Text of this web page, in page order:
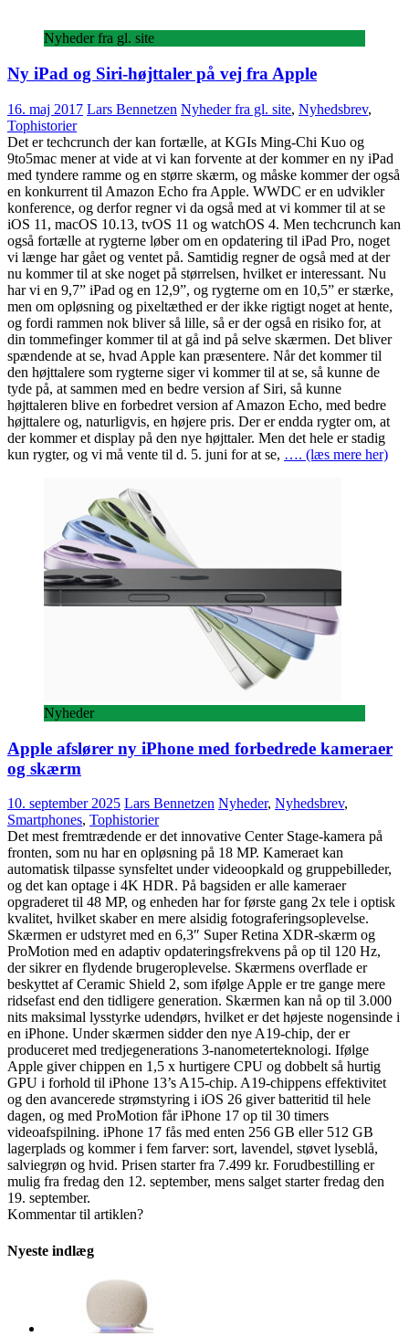
Nyheder fra gl. site
Ny iPad og Siri-højttaler på vej fra Apple
16. maj 2017 Lars Bennetzen Nyheder fra gl. site, Nyhedsbrev,
Tophistorier
Det er techcrunch der kan fortælle, at KGIs Ming-Chi Kuo og
9to5mac mener at vide at vi kan forvente at der kommer en ny iPad
med tyndere ramme og en større skærm, og måske kommer der også
en konkurrent til Amazon Echo fra Apple. WWDC er en udvikler
konference, og derfor regner vi da også med at vi kommer til at se
iOS 11, macOS 10.13, tvOS 11 og watchOS 4. Men techcrunch kan
også fortælle at rygterne løber om en opdatering til iPad Pro, noget
vi længe har gået og ventet på. Samtidig regner de også med at der
nu kommer til at ske noget på størrelsen, hvilket er interessant. Nu
har vi en 9,7” iPad og en 12,9”, og rygterne om en 10,5” er stærke,
men om opløsning og pixeltæthed er der ikke rigtigt noget at hente,
og fordi rammen nok bliver så lille, så er der også en risiko for, at
din tommefinger kommer til at gå ind på selve skærmen. Det bliver
spændende at se, hvad Apple kan præsentere. Når det kommer til
den højttalere som rygterne siger vi kommer til at se, så kunne de
tyde på, at sammen med en bedre version af Siri, så kunne
højttaleren blive en forbedret version af Amazon Echo, med bedre
højttalere og, naturligvis, en højere pris. Der er endda rygter om, at
der kommer et display på den nye højttaler. Men det hele er stadig
kun rygter, og vi må vente til d. 5. juni for at se, …. (læs mere her)
Nyheder
Apple afslører ny iPhone med forbedrede kameraer
og skærm
10. september 2025 Lars Bennetzen Nyheder, Nyhedsbrev,
Smartphones, Tophistorier
Det mest fremtrædende er det innovative Center Stage-kamera på
fronten, som nu har en opløsning på 18 MP. Kameraet kan
automatisk tilpasse synsfeltet under videoopkald og gruppebilleder,
og det kan optage i 4K HDR. På bagsiden er alle kameraer
opgraderet til 48 MP, og enheden har for første gang 2x tele i optisk
kvalitet, hvilket skaber en mere alsidig fotograferingsoplevelse.
Skærmen er udstyret med en 6,3″ Super Retina XDR-skærm og
ProMotion med en adaptiv opdateringsfrekvens på op til 120 Hz,
der sikrer en flydende brugeroplevelse. Skærmens overflade er
beskyttet af Ceramic Shield 2, som ifølge Apple er tre gange mere
ridsefast end den tidligere generation. Skærmen kan nå op til 3.000
nits maksimal lysstyrke udendørs, hvilket er det højeste nogensinde i
en iPhone. Under skærmen sidder den nye A19-chip, der er
produceret med tredjegenerations 3-nanometerteknologi. Ifølge
Apple giver chippen en 1,5 x hurtigere CPU og dobbelt så hurtig
GPU i forhold til iPhone 13’s A15-chip. A19-chippens effektivitet
og den avancerede strømstyring i iOS 26 giver batteritid til hele
dagen, og med ProMotion får iPhone 17 op til 30 timers
videoafspilning. iPhone 17 fås med enten 256 GB eller 512 GB
lagerplads og kommer i fem farver: sort, lavendel, støvet lyseblå,
salviegrøn og hvid. Prisen starter fra 7.499 kr. Forudbestilling er
mulig fra fredag den 12. september, mens salget starter fredag den
19. september.
Kommentar til artiklen?
Nyeste indlæg